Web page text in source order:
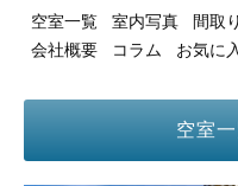
空室一覧 室内写真 間取
会社概要
コラム お気に
空室